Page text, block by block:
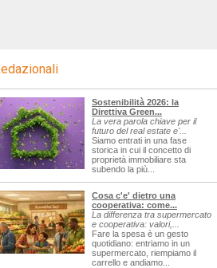
Sostenibilità 2026: la
Direttiva Green...
La vera parola chiave per il
futuro del real estate e'...
Siamo entrati in una fase
storica in cui il concetto di
proprietà immobiliare sta
subendo la più...
Cosa c'e' dietro una
cooperativa: come...
La differenza tra supermercato
e cooperativa: valori,...
Fare la spesa è un gesto
quotidiano: entriamo in un
supermercato, riempiamo il
carrello e andiamo...